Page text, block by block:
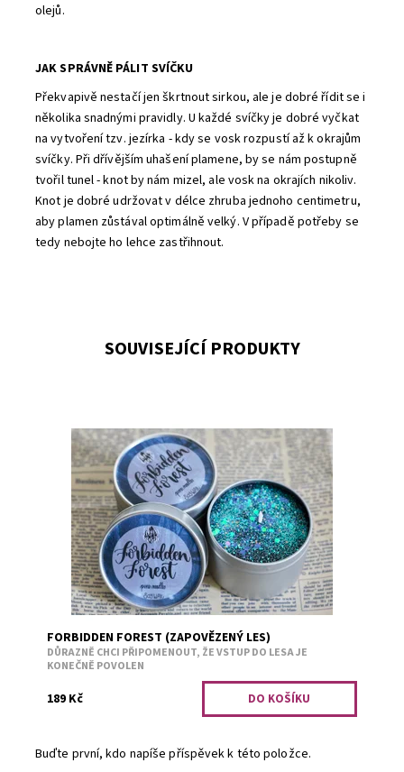
olejů.
JAK SPRÁVNĚ PÁLIT SVÍČKU
Překvapivě nestačí jen škrtnout sirkou, ale je dobré řídit se i
několika snadnými pravidly. U každé svíčky je dobré vyčkat
na vytvoření tzv. jezírka - kdy se vosk rozpustí až k okrajům
svíčky. Při dřívějším uhašení plamene, by se nám postupně
tvořil tunel - knot by nám mizel, ale vosk na okrajích nikoliv.
Knot je dobré udržovat v délce zhruba jednoho centimetru,
aby plamen zůstával optimálně velký. V případě potřeby se
tedy nebojte ho lehce zastřihnout.
SOUVISEJÍCÍ PRODUKTY
Vůně jehličí.
Dostupnost:
Skladem 1
Kód:
2186
FORBIDDEN FOREST (ZAPOVĚZENÝ LES)
DŮRAZNĚ CHCI PŘIPOMENOUT, ŽE VSTUP DO LESA JE
KONEČNĚ POVOLEN
189 Kč
Buďte první, kdo napíše příspěvek k této položce.